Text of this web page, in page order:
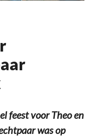
feest voor Theo en
was op